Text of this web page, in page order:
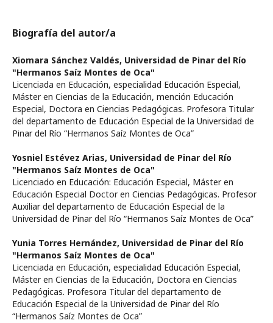
Biografía del autor/a
Xiomara Sánchez Valdés, Universidad de Pinar del Río
"Hermanos Saíz Montes de Oca"
Licenciada en Educación, especialidad Educación Especial,
Máster en Ciencias de la Educación, mención Educación
Especial, Doctora en Ciencias Pedagógicas. Profesora Titular
del departamento de Educación Especial de la Universidad de
Pinar del Río “Hermanos Saíz Montes de Oca”
Yosniel Estévez Arias, Universidad de Pinar del Río
"Hermanos Saíz Montes de Oca"
Licenciado en Educación: Educación Especial, Máster en
Educación Especial Doctor en Ciencias Pedagógicas. Profesor
Auxiliar del departamento de Educación Especial de la
Universidad de Pinar del Río “Hermanos Saíz Montes de Oca”
Yunia Torres Hernández, Universidad de Pinar del Río
"Hermanos Saíz Montes de Oca"
Licenciada en Educación, especialidad Educación Especial,
Máster en Ciencias de la Educación, Doctora en Ciencias
Pedagógicas. Profesora Titular del departamento de
Educación Especial de la Universidad de Pinar del Río
“Hermanos Saíz Montes de Oca”